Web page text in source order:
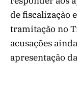
de fiscalização
tramitação no
acusações
apresentação